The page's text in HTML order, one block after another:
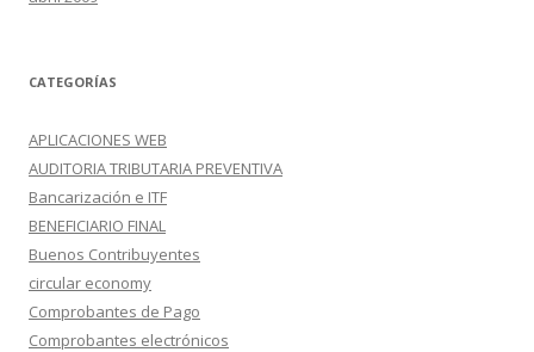
CATEGORÍAS
APLICACIONES WEB
AUDITORIA TRIBUTARIA PREVENTIVA
Bancarización e ITF
BENEFICIARIO FINAL
Buenos Contribuyentes
circular economy
Comprobantes de Pago
Comprobantes electrónicos